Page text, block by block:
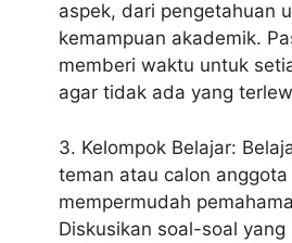
aspek, dari pengetahuan
kemampuan akademik.
memberi waktu untuk
agar tidak ada yang
3. Kelompok Belajar:
teman atau calon
mempermudah
Diskusikan soal-soal